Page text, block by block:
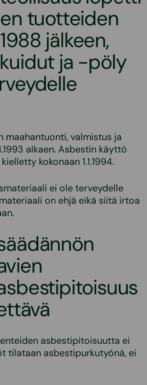
tuotteiden
jälkeen,
ja -pöly
valmistus ja
alkaen. Asbestin käyttö
kokonaan 1.1.1994.
ei ole terveydelle
on ehjä eikä siitä irtoa
asbestipitoisuutta ei
tilataan asbestipurkutyönä, ei